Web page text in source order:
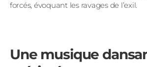
forcés, évoquant les ravages de l’exil.
Une musique